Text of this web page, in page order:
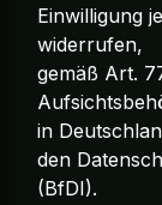
Einwilligung
widerrufen,
gemäß Art.
in
den
(BfDI).